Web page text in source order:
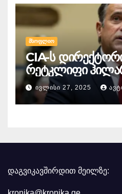
ᲛᲡᲝᲤᲚᲘᲝ
CIA-ს
რეტკლიფი
წინააღმდეგ
დევნაზე
ᲘᲕᲚᲘᲡᲘ 27, 2025
დაგვიკავშირდით მეილზე: